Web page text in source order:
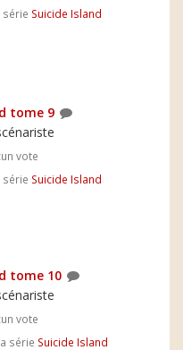
série Suicide Island
tome 9
vote
série Suicide Island
tome 10
vote
série Suicide Island